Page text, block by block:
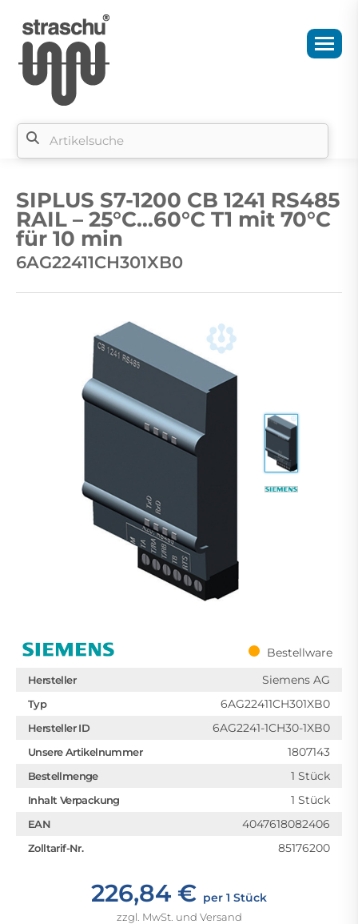
SIPLUS S7-1200 CB 1241 RS485
RAIL – 25°C…60°C T1 mit 70°C
für 10 min
6AG22411CH301XB0
Bestellware
Hersteller Siemens AG
Typ 6AG22411CH301XB0
Hersteller ID 6AG2241-1CH30-1XB0
Unsere Artikelnummer 1807143
Bestellmenge 1 Stück
Inhalt Verpackung 1 Stück
EAN 4047618082406
Zolltarif-Nr. 85176200
226,84 € per 1 Stück
zzgl. MwSt. und Versand